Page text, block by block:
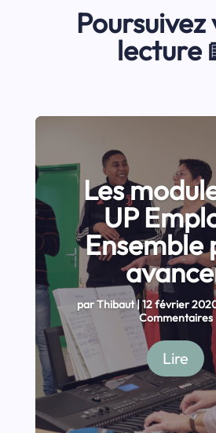
lecture
Les
UP
Ensemble
parThibaut|12 février
Commentaires
Lire